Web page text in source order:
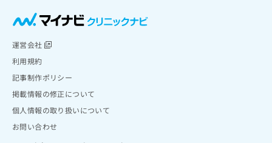
運営会社
利用規約
記事制作ポリシー
掲載情報の修正について
個人情報の取り扱いについて
お問い合わせ